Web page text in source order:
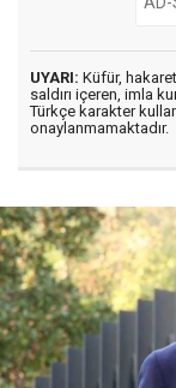
UYARI: Küfür,
saldırı içeren, imla
Türkçe karakter
onaylanmamaktadır.